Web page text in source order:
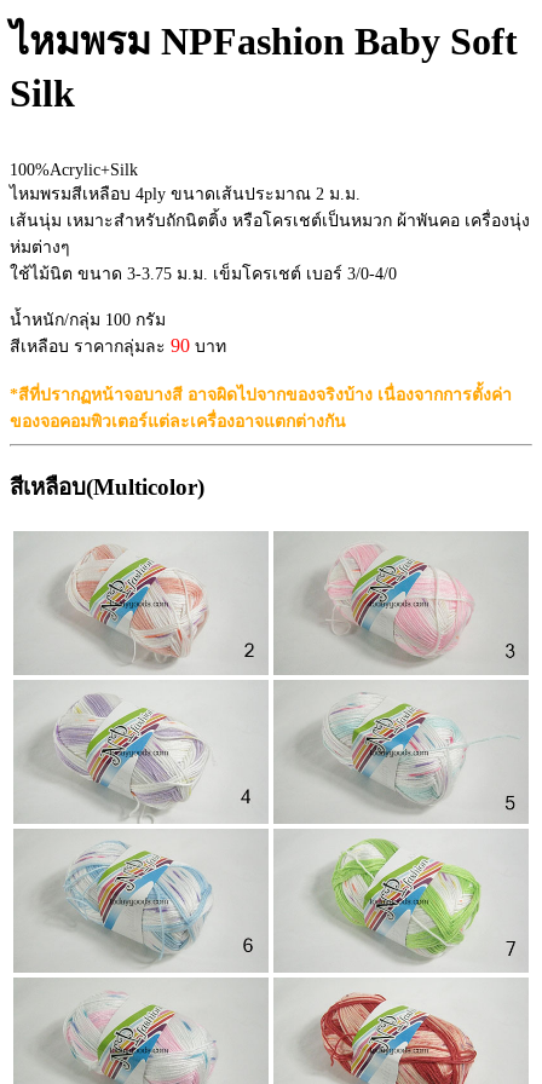
ไหมพรม NPFashion Baby Soft
Silk
100%Acrylic+Silk
ไหมพรมสีเหลือบ 4ply ขนาดเส้นประมาณ 2 ม.ม.
เส้นนุ่ม เหมาะสำหรับถักนิตติ้ง หรือโครเชต์เป็นหมวก ผ้าพันคอ เครื่องนุ่ง
ห่มต่างๆ
ใช้ไม้นิต ขนาด 3-3.75 ม.ม. เข็มโครเชต์ เบอร์ 3/0-4/0
น้ำหนัก/กลุ่ม 100 กรัม
สีเหลือบ ราคากลุ่มละ 90 บาท
*สีที่ปรากฏหน้าจอบางสี อาจผิดไปจากของจริงบ้าง เนื่องจากการตั้งค่า
ของจอคอมพิวเตอร์แต่ละเครื่องอาจแตกต่างกัน
สีเหลือบ(Multicolor)